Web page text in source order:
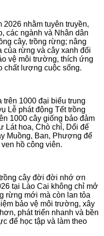
2026 nhằm tuyên truyền,
các ngành và Nhân dân
cây, trồng rừng; nâng
của rừng và cây xanh đối
vệ môi trường, thích ứng
chất lượng cuộc sống.
trên 1000 đại biểu trung
Lễ phát động Tết trồng
1000 cây giống bảo đảm
Lát hoa, Chò chỉ, Dổi để
Muồng, Ban, Phượng để
hồ công viên.
cây đời đời nhớ ơn
tại Lào Cai không chỉ mở
rừng mới mà còn lan tỏa
bảo vệ môi trường, xây
phát triển nhanh và bền
để học tập và làm theo